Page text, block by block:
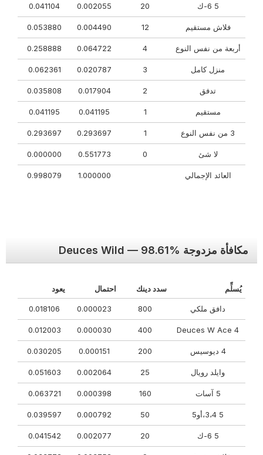
20
0.002055
0.041104
فلاش مستقيم 12
0.004490
0.053880
أربعة من نفس النوع 0.064722
0.258888
منزل كامل 0.020787
0.062361
تدفق 0.017904
0.035808
مستقيم 0.041195
0.041195
0.293697
0.293697
لا شئ 0.551773
0.000000
العائد الإجمالي 1.000000
0.998079
مكافأة مزدوجة Deuces Wild — 98.61%
يُسلِّم سدد دينك احتمال يعود
دافق ملكي 800
0.000023
0.018106
400
0.000030
0.012003
4 ديوسيس 200
0.000151
0.030205
وايلد رويال 25
0.002064
0.051603
160
0.000398
0.063721
50
0.000792
0.039597
20
0.002077
0.041542